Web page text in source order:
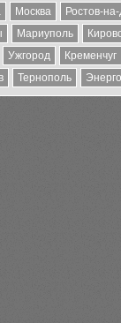
Москва
Ростов-
Мариуполь
Ужгород
Кременчуг
Тернополь